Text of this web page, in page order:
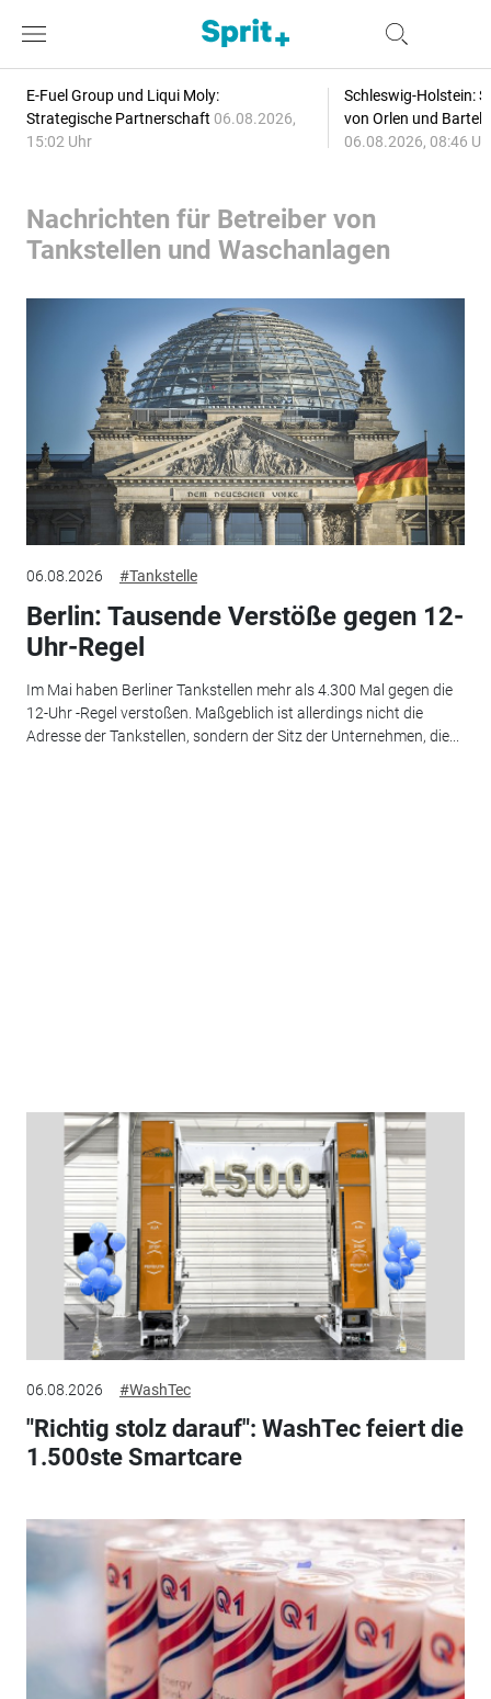
E-Fuel Group und Liqui Moly:
Strategische Partnerschaft 06.08.2026,
15:02 Uhr
Schleswig-Holstein:
von Orlen und
06.08.2026, 08:46
Nachrichten für Betreiber von
Tankstellen und Waschanlagen
06.08.2026 #Tankstelle
Berlin: Tausende Verstöße gegen 12-
Uhr-Regel
Im Mai haben Berliner Tankstellen mehr als 4.300 Mal gegen die
12-Uhr -Regel verstoßen. Maßgeblich ist allerdings nicht die
Adresse der Tankstellen, sondern der Sitz der Unternehmen, die...
06.08.2026 #WashTec
"Richtig stolz darauf": WashTec feiert die
1.500ste Smartcare